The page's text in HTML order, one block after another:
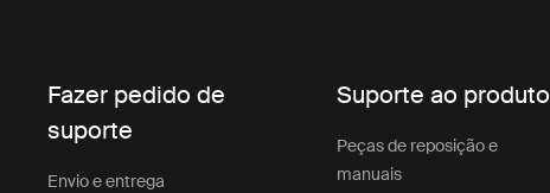
Fazer pedido de
suporte
Envio e entrega
Suporte ao produto
Peças de reposição e
manuais